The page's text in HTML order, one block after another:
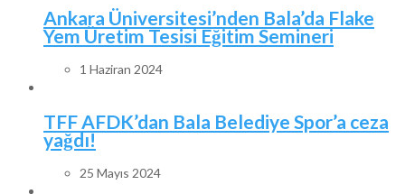
Ankara Üniversitesi’nden Bala’da Flake
Yem Üretim Tesisi Eğitim Semineri
1 Haziran 2024
TFF AFDK’dan Bala Belediye Spor’a ceza
yağdı!
25 Mayıs 2024